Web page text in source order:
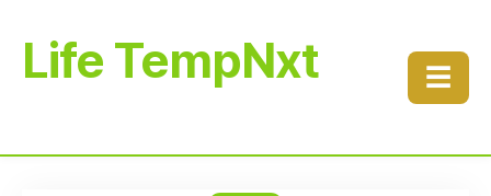
Life TempNxt ☰